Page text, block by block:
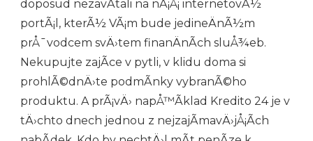
doposud nezavÃ­tali na nÃ¡Å¡ internetovÃ½
portÃ¡l, kterÃ½ VÃ¡m bude jedineÄnÃ½m
prÅ¯vodcem svÄ›tem finanÄnÃ­ch sluÅ¾eb.
Nekupujte zajÃ­ce v pytli, v klidu doma si
prohlÃ©dnÄ›te podmÃ­nky vybranÃ©ho
produktu. A prÃ¡vÄ› napÅ™Ã­klad Kredito 24 je v
tÄ›chto dnech jednou z nejzajÃ­mavÄ›jÅ¡Ã­ch